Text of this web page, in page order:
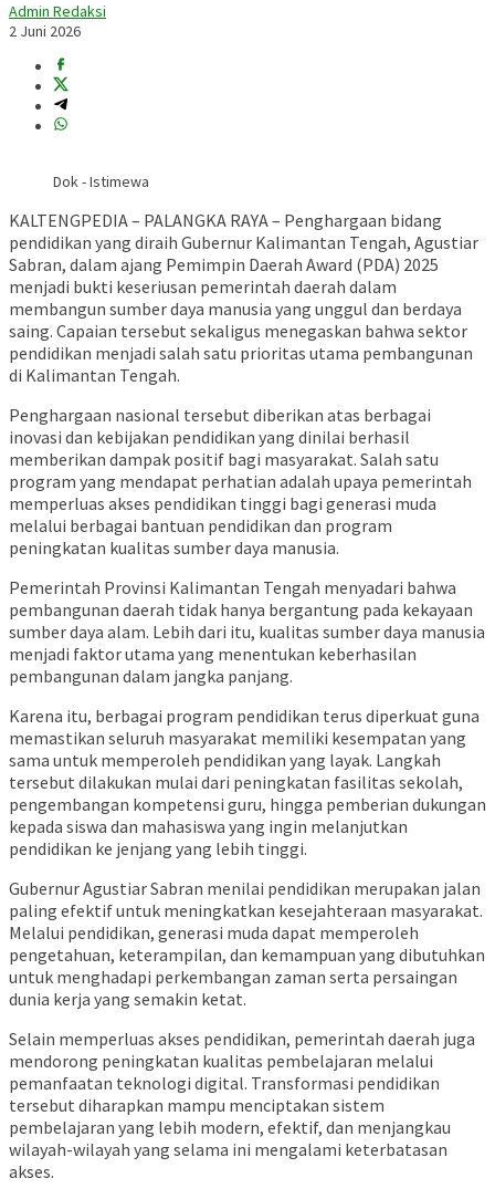
Admin Redaksi
2 Juni 2026
Dok - Istimewa
KALTENGPEDIA – PALANGKA RAYA – Penghargaan bidang
pendidikan yang diraih Gubernur Kalimantan Tengah, Agustiar
Sabran, dalam ajang Pemimpin Daerah Award (PDA) 2025
menjadi bukti keseriusan pemerintah daerah dalam
membangun sumber daya manusia yang unggul dan berdaya
saing. Capaian tersebut sekaligus menegaskan bahwa sektor
pendidikan menjadi salah satu prioritas utama pembangunan
di Kalimantan Tengah.
Penghargaan nasional tersebut diberikan atas berbagai
inovasi dan kebijakan pendidikan yang dinilai berhasil
memberikan dampak positif bagi masyarakat. Salah satu
program yang mendapat perhatian adalah upaya pemerintah
memperluas akses pendidikan tinggi bagi generasi muda
melalui berbagai bantuan pendidikan dan program
peningkatan kualitas sumber daya manusia.
Pemerintah Provinsi Kalimantan Tengah menyadari bahwa
pembangunan daerah tidak hanya bergantung pada kekayaan
sumber daya alam. Lebih dari itu, kualitas sumber daya manusia
menjadi faktor utama yang menentukan keberhasilan
pembangunan dalam jangka panjang.
Karena itu, berbagai program pendidikan terus diperkuat guna
memastikan seluruh masyarakat memiliki kesempatan yang
sama untuk memperoleh pendidikan yang layak. Langkah
tersebut dilakukan mulai dari peningkatan fasilitas sekolah,
pengembangan kompetensi guru, hingga pemberian dukungan
kepada siswa dan mahasiswa yang ingin melanjutkan
pendidikan ke jenjang yang lebih tinggi.
Gubernur Agustiar Sabran menilai pendidikan merupakan jalan
paling efektif untuk meningkatkan kesejahteraan masyarakat.
Melalui pendidikan, generasi muda dapat memperoleh
pengetahuan, keterampilan, dan kemampuan yang dibutuhkan
untuk menghadapi perkembangan zaman serta persaingan
dunia kerja yang semakin ketat.
Selain memperluas akses pendidikan, pemerintah daerah juga
mendorong peningkatan kualitas pembelajaran melalui
pemanfaatan teknologi digital. Transformasi pendidikan
tersebut diharapkan mampu menciptakan sistem
pembelajaran yang lebih modern, efektif, dan menjangkau
wilayah-wilayah yang selama ini mengalami keterbatasan
akses.